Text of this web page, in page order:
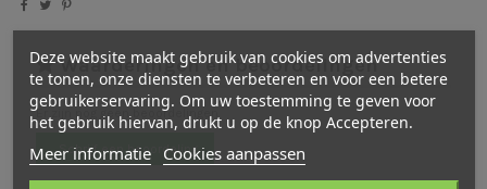
Waarderingen en beoordelingen
Er zijn nog geen beoordelingen
Schrijf een beoordeling
Deze website maakt gebruik van cookies om advertenties
te tonen, onze diensten te verbeteren en voor een betere
gebruikerservaring. Om uw toestemming te geven voor
het gebruik hiervan, drukt u op de knop Accepteren.
Meer informatie Cookies aanpassen